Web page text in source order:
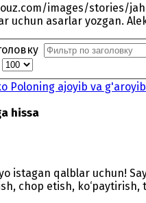
uchun asarlar yozgan.
Poloning ajoyib va
hissa
istagan qalblar uchun!
chop etish,